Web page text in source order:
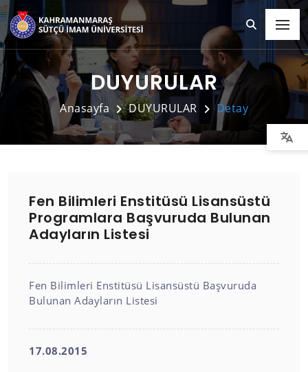
DUYURULAR
Anasayfa DUYURULAR Detay
Fen Bilimleri Enstitüsü Lisansüstü
Programlara Başvuruda Bulunan
Adayların Listesi
Fen Bilimleri Enstitüsü Lisansüstü Başvuruda
Bulunan Adayların Listesi
17.08.2015